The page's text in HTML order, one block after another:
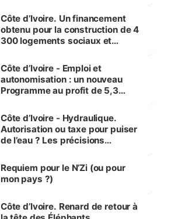
Côte d’Ivoire. Un financement
obtenu pour la construction de 4
300 logements sociaux et
et Yamoussoukro
Côte d’Ivoire - Emploi et
autonomisation : un nouveau
Programme au profit de 5,3
Côte d’Ivoire - Hydraulique.
Autorisation ou taxe pour puiser
de l’eau ? Les précisions
Requiem pour le N’Zi (ou pour
mon pays ?)
Côte d’Ivoire. Renard de retour à